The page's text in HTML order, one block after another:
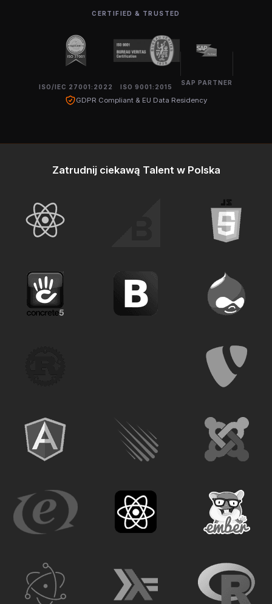
CERTIFIED & TRUSTED
ISO/IEC 27001:2022 ISO 9001:2015
SAP PARTNER
GDPR Compliant & EU Data Residency
Zatrudnij ciekawą Talent w Polska